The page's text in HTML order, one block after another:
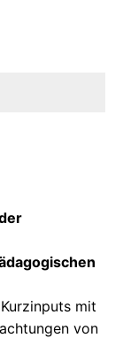
mit
von